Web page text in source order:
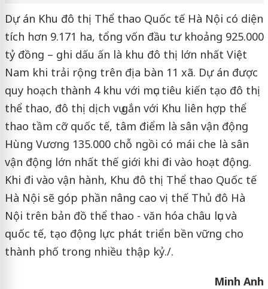
Dự án Khu đô thị Thể thao Quốc tế Hà Nội có diện
tích hơn 9.171 ha, tổng vốn đầu tư khoảng 925.000
tỷ đồng – ghi dấu ấn là khu đô thị lớn nhất Việt
Nam khi trải rộng trên địa bàn 11 xã. Dự án được
quy hoạch thành 4 khu với mục tiêu kiến tạo đô thị
thể thao, đô thị dịch vụ gắn với Khu liên hợp thể
thao tầm cỡ quốc tế, tâm điểm là sân vận động
Hùng Vương 135.000 chỗ ngồi có mái che là sân
vận động lớn nhất thế giới khi đi vào hoạt động.
Khi đi vào vận hành, Khu đô thị Thể thao Quốc tế
Hà Nội sẽ góp phần nâng cao vị thế Thủ đô Hà
Nội trên bản đồ thể thao - văn hóa châu lục và
quốc tế, tạo động lực phát triển bền vững cho
thành phố trong nhiều thập kỷ./.
Minh Anh